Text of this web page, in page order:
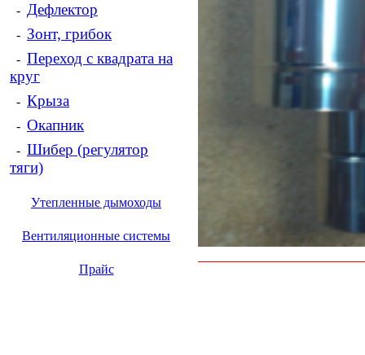
- Дефлектор
- Зонт, грибок
- Переход с квадрата на
круг
- Крыза
- Окапник
- Шибер (регулятор
тяги)
Утепленные дымоходы
Вентиляционные системы
Прайс